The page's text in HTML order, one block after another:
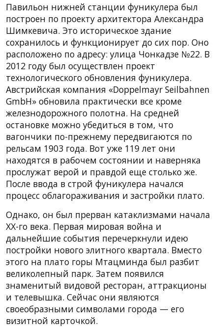
Павильон нижней станции фуникулера был
построен по проекту архитектора Александра
Шимкевича. Это историческое здание
сохранилось и функционирует до сих пор. Оно
расположено по адресу: улица Чонкадзе №22. В
2012 году был осуществлен проект
технологического обновления фуникулера.
Австрийская компания «Doppelmayr Seilbahnen
GmbH» обновила практически все кроме
железнодорожного полотна. На средней
остановке можно убедиться в том, что
вагончики по-прежнему передвигаются по
рельсам 1903 года. Вот уже 119 лет они
находятся в рабочем состоянии и наверняка
прослужат верой и правдой еще столько же.
После ввода в строй фуникулера начался
процесс облагораживания и застройки плато.
Однако, он был прерван катаклизмами начала
ХХ-го века. Первая мировая война и
дальнейшие события перечеркнули идею
постройки нового элитного квартала. Вместо
этого на плато горы Мтацминда был разбит
великолепный парк. Затем появился
знаменитый видовой ресторан, аттракционы
и телевышка. Сейчас они являются
своеобразными символами города — его
визитной карточкой.